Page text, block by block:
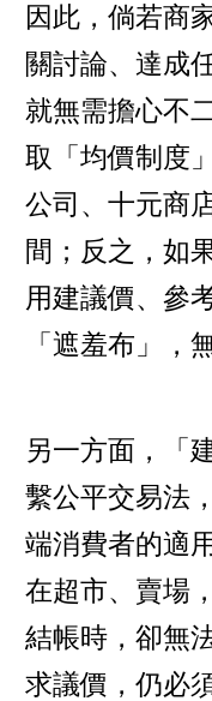
因此，倘若商
關討論、達成
就無需擔心不
取「均價制度
公司、十元商
間；反之，如
用建議價、參
「遮羞布」，
另一方面，「
繫公平交易法
端消費者的適
在超市、賣場
結帳時，卻無
求議價，仍必